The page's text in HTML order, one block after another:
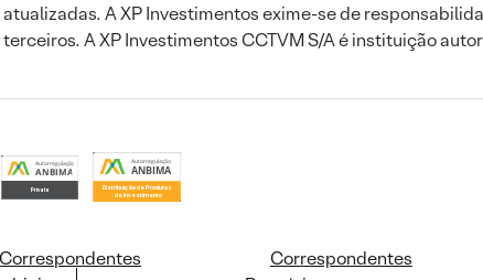
A XP Investimentos exime-se de
A XP Investimentos CCTVM S/A é instituição
Correspondentes
Correspondentes